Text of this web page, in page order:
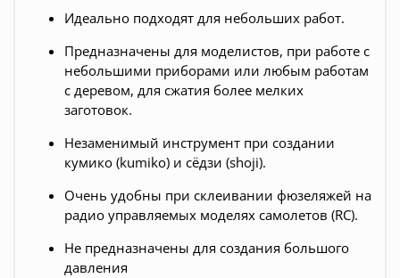
Идеально подходят для небольших работ.
Предназначены для моделистов, при работе с
небольшими приборами или любым работам
с деревом, для сжатия более мелких
заготовок.
Незаменимый инструмент при создании
кумико (kumiko) и сёдзи (shoji).
Очень удобны при склеивании фюзеляжей на
радио управляемых моделях самолетов (RC).
Не предназначены для создания большого
давления